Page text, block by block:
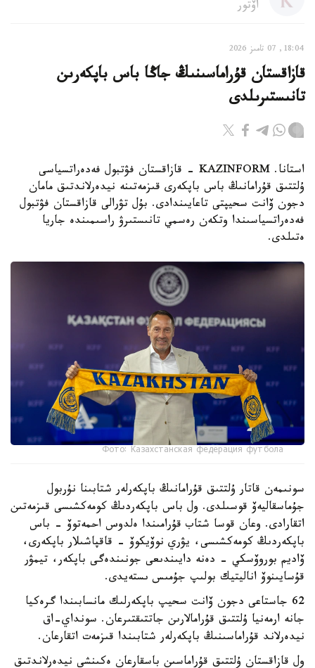
اۆتور
18:04, 07 تامىز 2026
قازاقستان قۇراماسىنىڭ جاڭا باس باپكەرىن
تانىستىرىلدى
استانا. KAZINFORM - قازاقستان فۋتبول فەدەراتسياسى
ۇلتتىق قۇرامانىڭ باس باپكەرى قىزمەتىنە نيدەرلاندتىق مامان
دجون ۆانت سحيپتى تاعايىندادى. بۇل تۋرالى قازاقستان فۋتبول
فەدەراتسياسىندا وتكەن رەسمي تانىستىرۋ راسىمىندە جاريا
ەتىلدى.
Фото: Казахстанская федерация футбола
سونىمەن قاتار ۇلتتىق قۇرامانىڭ باپكەرلەر شتابىنا نۇربول
جۇماسقاليەۆ قوسىلدى. ول باس باپكەردىڭ كومەكشىسى قىزمەتىن
اتقارادى. وعان قوسا شتاب قۇرامىندا ەلدوس احمەتوۆ - باس
باپكەردىڭ كومەكشىسى، يۋري نوۆيكوۆ - قاقپاشىلار باپكەرى،
ۆاديم بوروۆسكي - دەنە دايىندىعى جونىندەگى باپكەر، تيمۋر
قۇسايىنوۆ اناليتيك بولىپ جۇمىس ىستەيدى.
62 جاستاعى دجون ۆانت سحيپ باپكەرلىك مانسابىندا گرەكيا
جانە ارمەنيا ۇلتتىق قۇرامالارىن جاتتىقتىرعان. سونداي-اق
نيدەرلاند قۇراماسىنىڭ باپكەرلەر شتابىندا قىزمەت اتقارعان.
ول قازاقستان ۇلتتىق قۇراماسىن باسقارعان ەكىنشى نيدەرلاندتىق